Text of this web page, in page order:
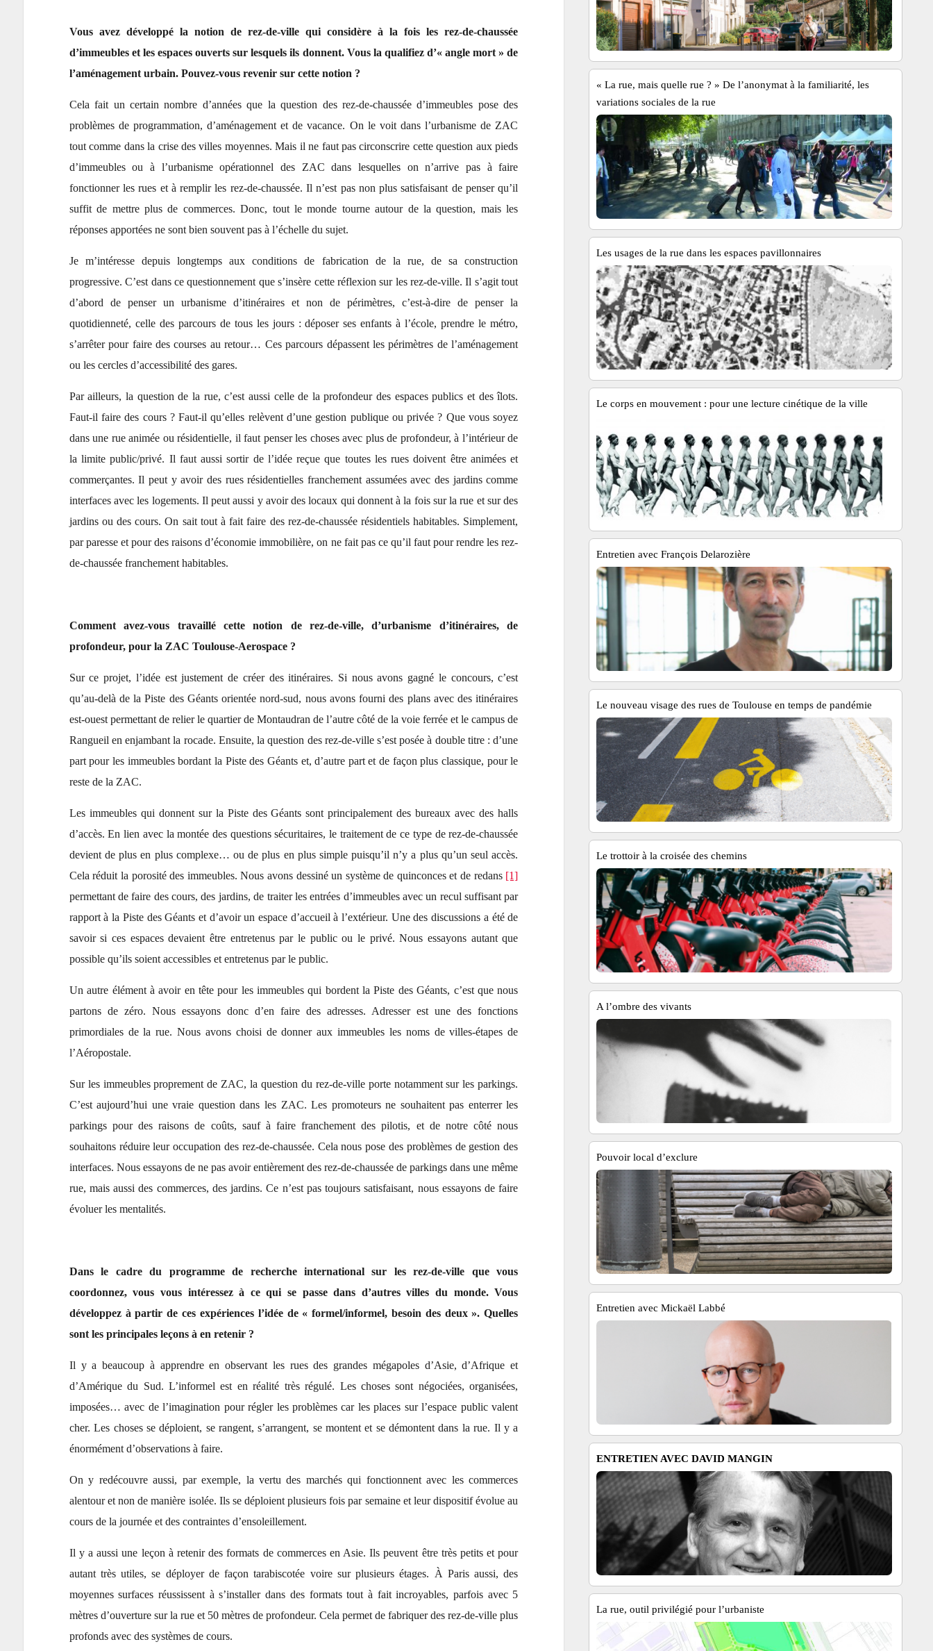
Vous avez développé la notion de rez-de-ville qui considère à la fois les rez-de-chaussée
d’immeubles et les espaces ouverts sur lesquels ils donnent. Vous la qualifiez d’« angle mort » de
l’aménagement urbain. Pouvez-vous revenir sur cette notion ?
Cela fait un certain nombre d’années que la question des rez-de-chaussée d’immeubles pose des
problèmes de programmation, d’aménagement et de vacance. On le voit dans l’urbanisme de ZAC
tout comme dans la crise des villes moyennes. Mais il ne faut pas circonscrire cette question aux pieds
d’immeubles ou à l’urbanisme opérationnel des ZAC dans lesquelles on n’arrive pas à faire
fonctionner les rues et à remplir les rez-de-chaussée. Il n’est pas non plus satisfaisant de penser qu’il
suffit de mettre plus de commerces. Donc, tout le monde tourne autour de la question, mais les
réponses apportées ne sont bien souvent pas à l’échelle du sujet.
Je m’intéresse depuis longtemps aux conditions de fabrication de la rue, de sa construction
progressive. C’est dans ce questionnement que s’insère cette réflexion sur les rez-de-ville. Il s’agit tout
d’abord de penser un urbanisme d’itinéraires et non de périmètres, c’est-à-dire de penser la
quotidienneté, celle des parcours de tous les jours : déposer ses enfants à l’école, prendre le métro,
s’arrêter pour faire des courses au retour… Ces parcours dépassent les périmètres de l’aménagement
ou les cercles d’accessibilité des gares.
Par ailleurs, la question de la rue, c’est aussi celle de la profondeur des espaces publics et des îlots.
Faut-il faire des cours ? Faut-il qu’elles relèvent d’une gestion publique ou privée ? Que vous soyez
dans une rue animée ou résidentielle, il faut penser les choses avec plus de profondeur, à l’intérieur de
la limite public/privé. Il faut aussi sortir de l’idée reçue que toutes les rues doivent être animées et
commerçantes. Il peut y avoir des rues résidentielles franchement assumées avec des jardins comme
interfaces avec les logements. Il peut aussi y avoir des locaux qui donnent à la fois sur la rue et sur des
jardins ou des cours. On sait tout à fait faire des rez-de-chaussée résidentiels habitables. Simplement,
par paresse et pour des raisons d’économie immobilière, on ne fait pas ce qu’il faut pour rendre les rez-
de-chaussée franchement habitables.
Comment avez-vous travaillé cette notion de rez-de-ville, d’urbanisme d’itinéraires, de
profondeur, pour la ZAC Toulouse-Aerospace ?
Sur ce projet, l’idée est justement de créer des itinéraires. Si nous avons gagné le concours, c’est
qu’au-delà de la Piste des Géants orientée nord-sud, nous avons fourni des plans avec des itinéraires
est-ouest permettant de relier le quartier de Montaudran de l’autre côté de la voie ferrée et le campus de
Rangueil en enjambant la rocade. Ensuite, la question des rez-de-ville s’est posée à double titre : d’une
part pour les immeubles bordant la Piste des Géants et, d’autre part et de façon plus classique, pour le
reste de la ZAC.
Les immeubles qui donnent sur la Piste des Géants sont principalement des bureaux avec des halls
d’accès. En lien avec la montée des questions sécuritaires, le traitement de ce type de rez-de-chaussée
devient de plus en plus complexe… ou de plus en plus simple puisqu’il n’y a plus qu’un seul accès.
Cela réduit la porosité des immeubles. Nous avons dessiné un système de quinconces et de redans [1]
permettant de faire des cours, des jardins, de traiter les entrées d’immeubles avec un recul suffisant par
rapport à la Piste des Géants et d’avoir un espace d’accueil à l’extérieur. Une des discussions a été de
savoir si ces espaces devaient être entretenus par le public ou le privé. Nous essayons autant que
possible qu’ils soient accessibles et entretenus par le public.
Un autre élément à avoir en tête pour les immeubles qui bordent la Piste des Géants, c’est que nous
partons de zéro. Nous essayons donc d’en faire des adresses. Adresser est une des fonctions
primordiales de la rue. Nous avons choisi de donner aux immeubles les noms de villes-étapes de
l’Aéropostale.
Sur les immeubles proprement de ZAC, la question du rez-de-ville porte notamment sur les parkings.
C’est aujourd’hui une vraie question dans les ZAC. Les promoteurs ne souhaitent pas enterrer les
parkings pour des raisons de coûts, sauf à faire franchement des pilotis, et de notre côté nous
souhaitons réduire leur occupation des rez-de-chaussée. Cela nous pose des problèmes de gestion des
interfaces. Nous essayons de ne pas avoir entièrement des rez-de-chaussée de parkings dans une même
rue, mais aussi des commerces, des jardins. Ce n’est pas toujours satisfaisant, nous essayons de faire
évoluer les mentalités.
Dans le cadre du programme de recherche international sur les rez-de-ville que vous
coordonnez, vous vous intéressez à ce qui se passe dans d’autres villes du monde. Vous
développez à partir de ces expériences l’idée de « formel/informel, besoin des deux ». Quelles
sont les principales leçons à en retenir ?
Il y a beaucoup à apprendre en observant les rues des grandes mégapoles d’Asie, d’Afrique et
d’Amérique du Sud. L’informel est en réalité très régulé. Les choses sont négociées, organisées,
imposées… avec de l’imagination pour régler les problèmes car les places sur l’espace public valent
cher. Les choses se déploient, se rangent, s’arrangent, se montent et se démontent dans la rue. Il y a
énormément d’observations à faire.
On y redécouvre aussi, par exemple, la vertu des marchés qui fonctionnent avec les commerces
alentour et non de manière isolée. Ils se déploient plusieurs fois par semaine et leur dispositif évolue au
cours de la journée et des contraintes d’ensoleillement.
Il y a aussi une leçon à retenir des formats de commerces en Asie. Ils peuvent être très petits et pour
autant très utiles, se déployer de façon tarabiscotée voire sur plusieurs étages. À Paris aussi, des
moyennes surfaces réussissent à s’installer dans des formats tout à fait incroyables, parfois avec 5
mètres d’ouverture sur la rue et 50 mètres de profondeur. Cela permet de fabriquer des rez-de-ville plus
profonds avec des systèmes de cours.
« La rue, mais quelle rue ? » De l’anonymat à la familiarité, les
variations sociales de la rue
Les usages de la rue dans les espaces pavillonnaires
Le corps en mouvement : pour une lecture cinétique de la ville
Entretien avec François Delarozière
Le nouveau visage des rues de Toulouse en temps de pandémie
Le trottoir à la croisée des chemins
A l’ombre des vivants
Pouvoir local d’exclure
Entretien avec Mickaël Labbé
ENTRETIEN AVEC DAVID MANGIN
La rue, outil privilégié pour l’urbaniste